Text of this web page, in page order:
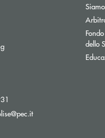
nuova finestra
Apre una nuova finestra
dello
(si apre l’app di